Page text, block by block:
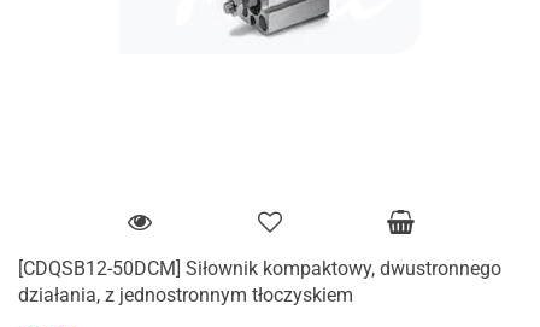
[CDQSB12-50DCM] Siłownik kompaktowy, dwustronnego
działania, z jednostronnym tłoczyskiem